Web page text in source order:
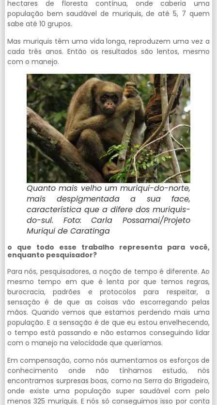
hectares de floresta contínua, onde caberia uma
população bem saudável de muriquis, de até 5, 7 quem
sabe até 10 grupos.
Mas muriquis têm uma vida longa, reproduzem uma vez a
cada três anos. Então os resultados são lentos, mesmo
com o manejo.
Quanto mais velho um muriqui-do-norte,
mais despigmentada a sua face,
característica que a difere dos muriquis-
do-sul. Foto: Carla Possamai/Projeto
Muriqui de Caratinga
o que todo esse trabalho representa para você,
enquanto pesquisador?
Para nós, pesquisadores, a noção de tempo é diferente. Ao
mesmo tempo em que é lenta por que temos regras,
burocracia, padrões e protocolos para respeitar, a
sensação é de que as coisas vão escorregando pelas
mãos. Quando vemos que estamos perdendo mais uma
população. E a sensação é de que eu estou envelhecendo,
o tempo está passando e não estamos conseguindo lidar
com o manejo na velocidade que queríamos.
Em compensação, como nós aumentamos os esforços de
conhecimento onde não tínhamos estudo, nós
encontramos surpresas boas, como na Serra do Brigadeiro,
onde existe uma população super saudável com pelo
menos 325 muriquis. E nós só conseguimos isso por conta